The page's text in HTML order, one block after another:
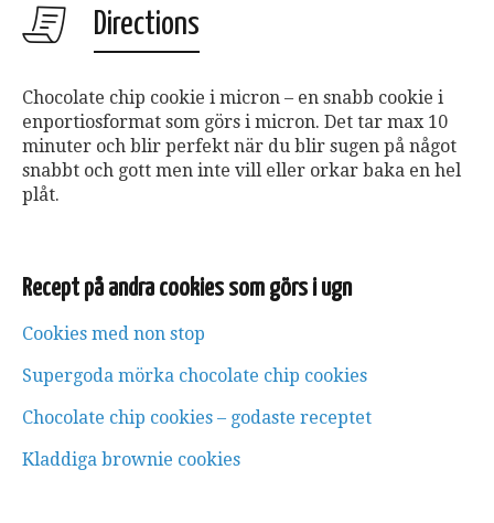
Directions
Chocolate chip cookie i micron – en snabb cookie i
enportiosformat som görs i micron. Det tar max 10
minuter och blir perfekt när du blir sugen på något
snabbt och gott men inte vill eller orkar baka en hel
plåt.
Recept på andra cookies som görs i ugn
Cookies med non stop
Supergoda mörka chocolate chip cookies
Chocolate chip cookies – godaste receptet
Kladdiga brownie cookies